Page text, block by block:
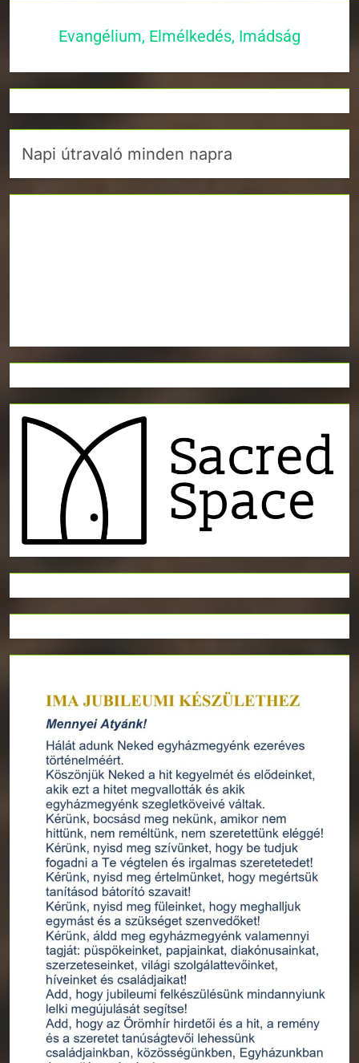
Evangélium, Elmélkedés, Imádság
Napi útravaló minden napra